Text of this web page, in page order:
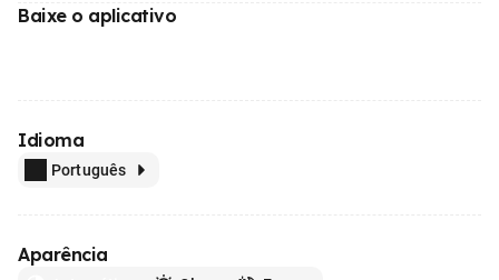
Baixe o aplicativo
Idioma
Português
Aparência